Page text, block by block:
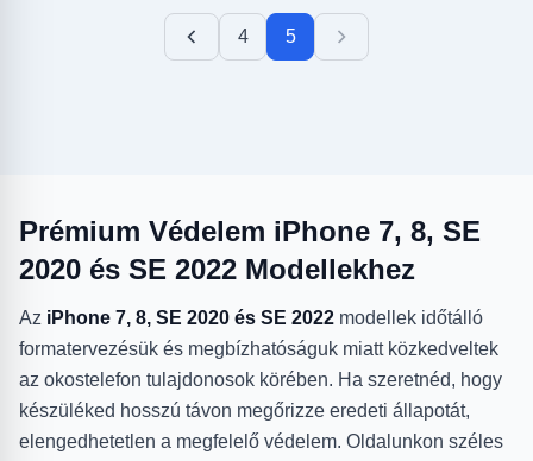
4 5
Prémium Védelem iPhone 7, 8, SE
2020 és SE 2022 Modellekhez
Az iPhone 7, 8, SE 2020 és SE 2022 modellek időtálló
formatervezésük és megbízhatóságuk miatt közkedveltek
az okostelefon tulajdonosok körében. Ha szeretnéd, hogy
készüléked hosszú távon megőrizze eredeti állapotát,
elengedhetetlen a megfelelő védelem. Oldalunkon széles